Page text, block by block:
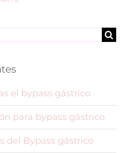
para bypass gástrico
del Bypass gástrico